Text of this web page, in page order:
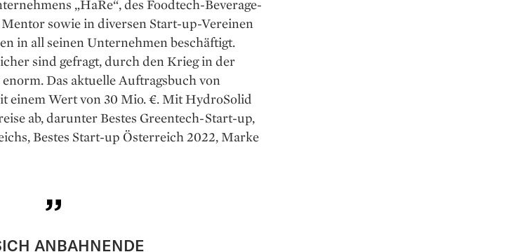
„HaRe“, des Foodtech-Beverage-
sowie in diversen Start-up-Vereinen
in all seinen Unternehmen beschäftigt.
sind gefragt, durch den Krieg in der
Das aktuelle Auftragsbuch von
einem Wert von 30 Mio. €. Mit HydroSolid
ab, darunter Bestes Greentech-Start-up,
Bestes Start-up Österreich 2022, Marke
ANBAHNENDE